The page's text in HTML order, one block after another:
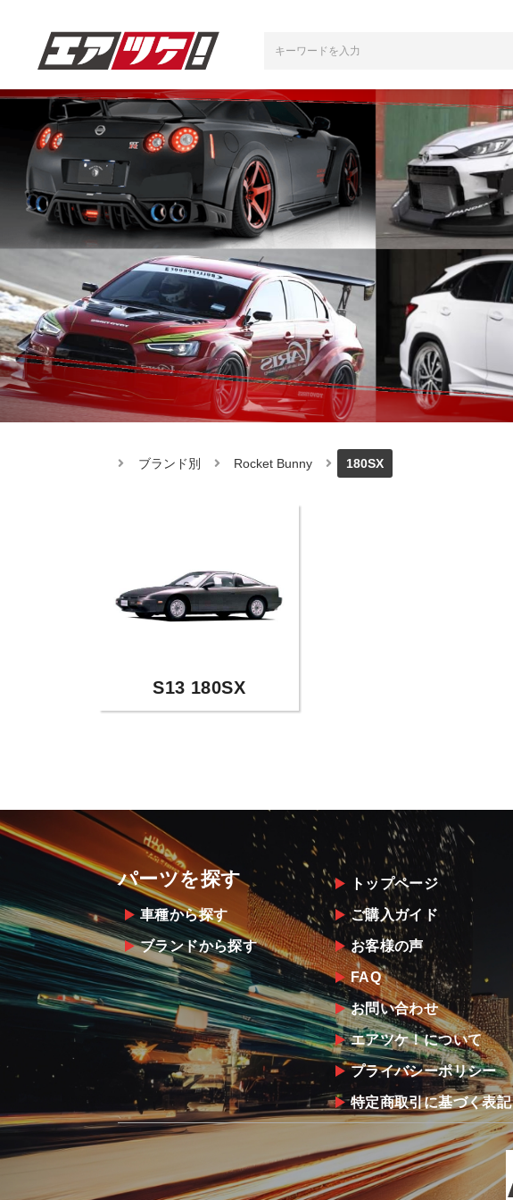
ブランド別 Rocket Bunny 180SX
S13 180SX
パーツを探す
車種から探す
ブランドから探す
トップページ
ご購入ガイド
お客様の声
FAQ
お問い合わせ
エアツケ！について
プライバシーポリシー
特定商取引に基づく表記